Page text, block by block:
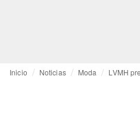
Inicio Noticias Moda